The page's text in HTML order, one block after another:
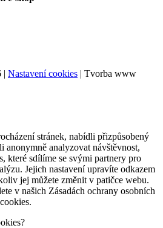
| Nastavení cookies | Tvorba www
stránek, nabídli přizpůsobený
anonymně analyzovat návštěvnost,
které sdílíme se svými partnery pro
Jejich nastavení upravíte odkazem
jej můžete změnit v patičce webu.
v našich Zásadách ochrany osobních